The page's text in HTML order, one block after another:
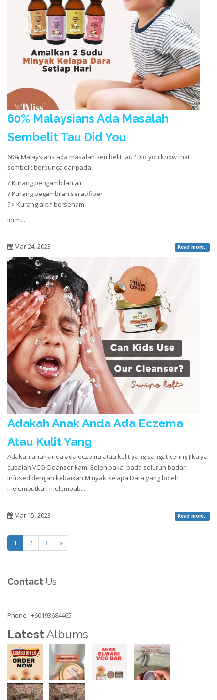
60% Malaysians Ada Masalah
Sembelit Tau Did You
60% Malaysians ada masalah sembelit tau? Did you know that
sembelit berpunca daripada
? Kurang pengambilan air
? Kurang pegambilan serat/fiber
?♀️ Kurang aktif bersenam
Ini m...
Read more..
Mar 24, 2023
Adakah Anak Anda Ada Eczema
Atau Kulit Yang
Adakah anak anda ada eczema atau kulit yang sangat kering Jika ya
cubalah VCO Cleanser kami Boleh pakai pada seluruh badan
Infused dengan kebaikan Minyak Kelapa Dara yang boleh
melembutkan melembab...
Read more..
Mar 15, 2023
1 2 3 »
Contact Us
Phone : +60193684465
LatestAlbums